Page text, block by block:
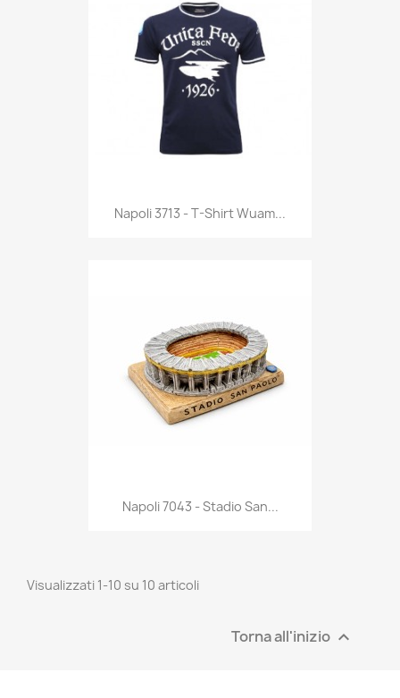
Anteprima
Napoli 3713 - T-Shirt Wuam...
Anteprima
Napoli 7043 - Stadio San...
Visualizzati 1-10 su 10 articoli
Torna all'inizio 